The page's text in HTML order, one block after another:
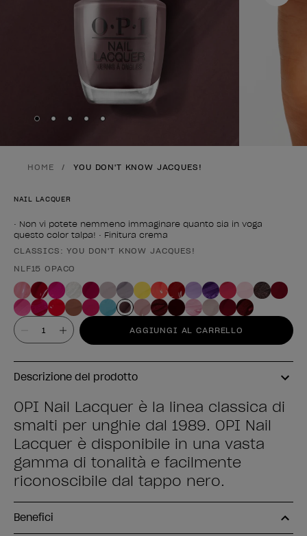
Skip to slide
Skip to slide
Skip to slide
Skip to slide
Skip to slide
HOME YOU DON'T KNOW JACQUES!
NAIL LACQUER
• Non vi potete nemmeno immaginare quanto sia in voga
questo color talpa! • Finitura crema
Forma del prodotto
CLASSICS: YOU DON'T KNOW JACQUES!
NLF15 OPACO
Valore AGGIUNGI AL CARRELLO
Descrizione del prodotto
OPI Nail Lacquer è la linea classica di
smalti per unghie dal 1989. OPI Nail
Lacquer è disponibile in una vasta
gamma di tonalità e facilmente
riconoscibile dal tappo nero.
Benefici